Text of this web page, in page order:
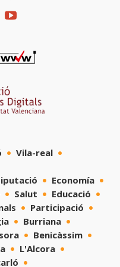
Vila-real
Economía
Salut
Educació
Participació
Burriana
Benicàssim
L'Alcora